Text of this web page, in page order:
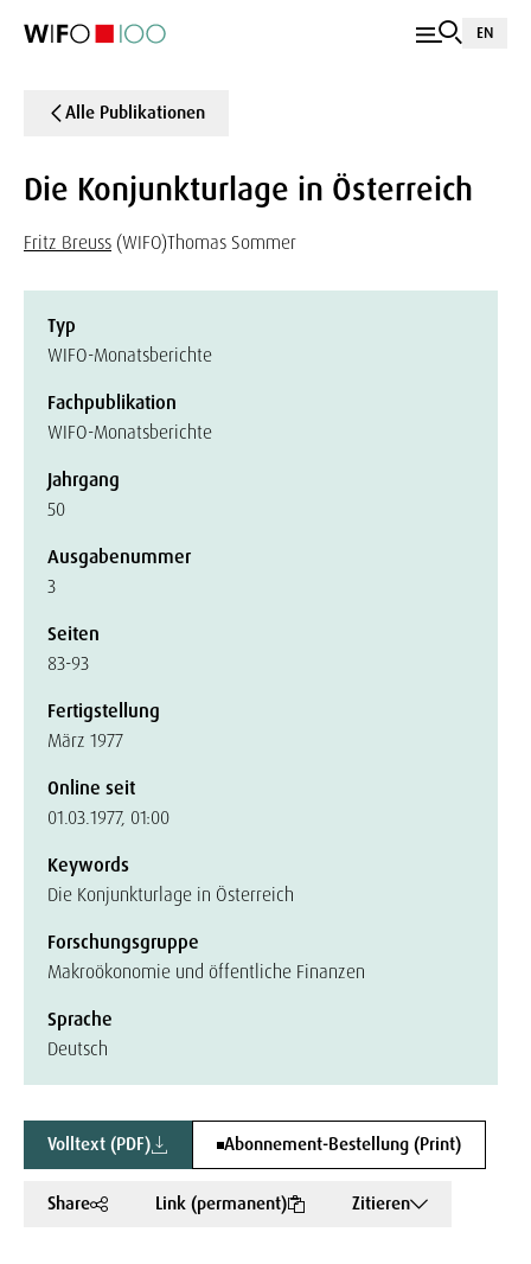
EN
Alle Publikationen
Die Konjunkturlage in Österreich
Fritz Breuss (WIFO)Thomas Sommer
Typ
WIFO-Monatsberichte
Fachpublikation
WIFO-Monatsberichte
Jahrgang
50
Ausgabenummer
3
Seiten
83-93
Fertigstellung
März 1977
Online seit
01.03.1977, 01:00
Keywords
Die Konjunkturlage in Österreich
Forschungsgruppe
Makroökonomie und öffentliche Finanzen
Sprache
Deutsch
Volltext (PDF) Abonnement-Bestellung (Print)
Share Link (permanent) Zitieren